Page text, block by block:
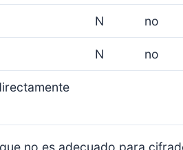
N no
N no
no es adecuado para